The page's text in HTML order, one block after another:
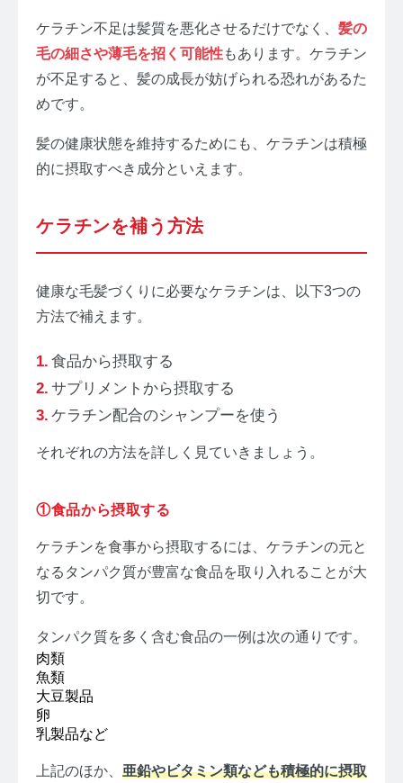
ケラチン不足は髪質を悪化させるだけでなく、 髪の
毛の細さや薄毛を招く可能性もあります。ケラチン
が不足すると、髪の成長が妨げられる恐れがあるた
めです。
髪の健康状態を維持するためにも、ケラチンは積極
的に摂取すべき成分といえます。
ケラチンを補う方法
健康な毛髪づくりに必要なケラチンは、以下3つの
方法で補えます。
食品から摂取する
サプリメントから摂取する
ケラチン配合のシャンプーを使う
それぞれの方法を詳しく見ていきましょう。
①食品から摂取する
ケラチンを食事から摂取するには、ケラチンの元と
なるタンパク質が豊富な食品を取り入れることが大
切です。
タンパク質を多く含む食品の一例は次の通りです。
肉類
魚類
大豆製品
卵
乳製品など
上記のほか、 亜鉛やビタミン類なども積極的に摂取